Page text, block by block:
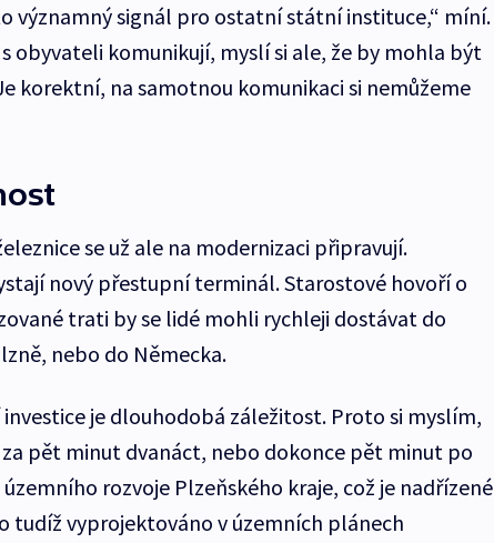
významný signál pro ostatní státní instituce,“ míní.
obyvateli komunikují, myslí si ale, že by mohla být
korektní, na samotnou komunikaci si nemůžeme
se už ale na modernizaci připravují.
nový přestupní terminál. Starostové hovoří o
trati by se lidé mohli rychleji dostávat do
nebo do Německa.
je dlouhodobá záležitost. Proto si myslím,
pět minut dvanáct, nebo dokonce pět minut po
rozvoje Plzeňského kraje, což je nadřízené
tudíž vyprojektováno v územních plánech